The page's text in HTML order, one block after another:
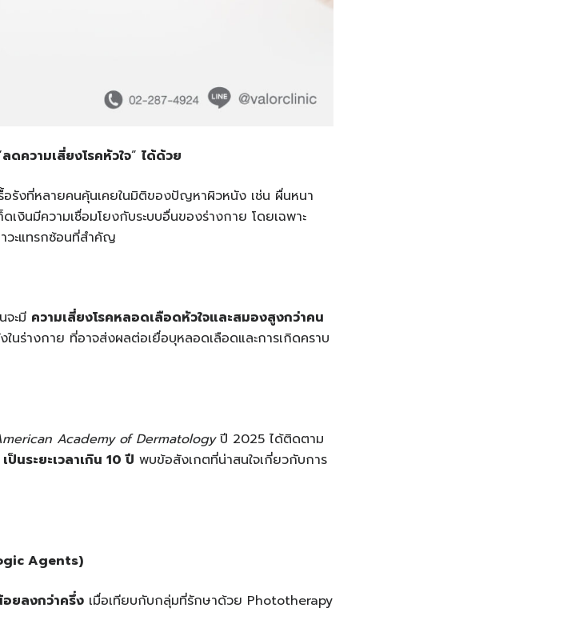
ลดความเสี่ยงโรคหัวใจ” ได้ด้วย
รื้อรังที่หลายคนคุ้นเคยในมิติของปัญหาผิวหนัง เช่น ผื่นหนา
เงินมีความเชื่อมโยงกับระบบอื่นของร่างกาย โดยเฉพาะ
วะแทรกซ้อนที่สำคัญ
จะมี ความเสี่ยงโรคหลอดเลือดหัวใจและสมองสูงกว่าคน
ในร่างกาย ที่อาจส่งผลต่อเยื่อบุหลอดเลือดและการเกิดคราบ
Academy of Dermatologyปี 2025 ได้ติดตาม
เป็นระยะเวลาเกิน 10ปี พบข้อสังเกตที่น่าสนใจเกี่ยวกับการ
Agents)
อยลงกว่าครึ่ง เมื่อเทียบกับกลุ่มที่รักษาด้วย Phototherapy